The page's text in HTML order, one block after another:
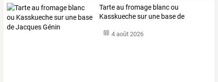
Tarteau fromage blancou
Kasskuechesur une basede
4 août 2026